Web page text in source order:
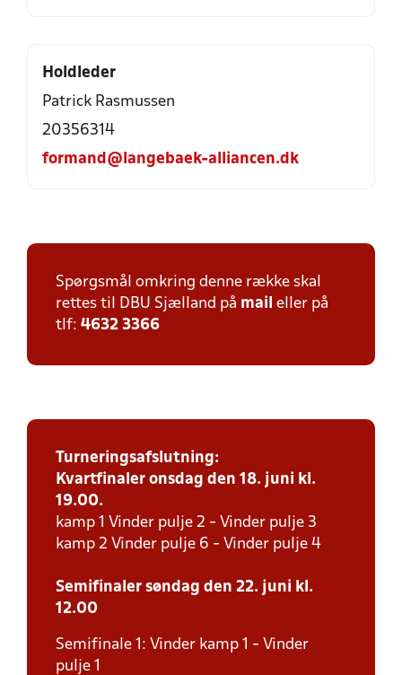
Holdleder
Patrick Rasmussen
20356314
formand@langebaek-alliancen.dk
Spørgsmål omkring denne række skal
rettes til DBU Sjælland på mail eller på
tlf: 4632 3366
Turneringsafslutning:
Kvartfinaler onsdag den 18. juni kl.
19.00.
kamp 1 Vinder pulje 2 - Vinder pulje 3
kamp 2 Vinder pulje 6 - Vinder pulje 4
Semifinaler søndag den 22. juni kl.
12.00
Semifinale 1: Vinder kamp 1 - Vinder
pulje 1